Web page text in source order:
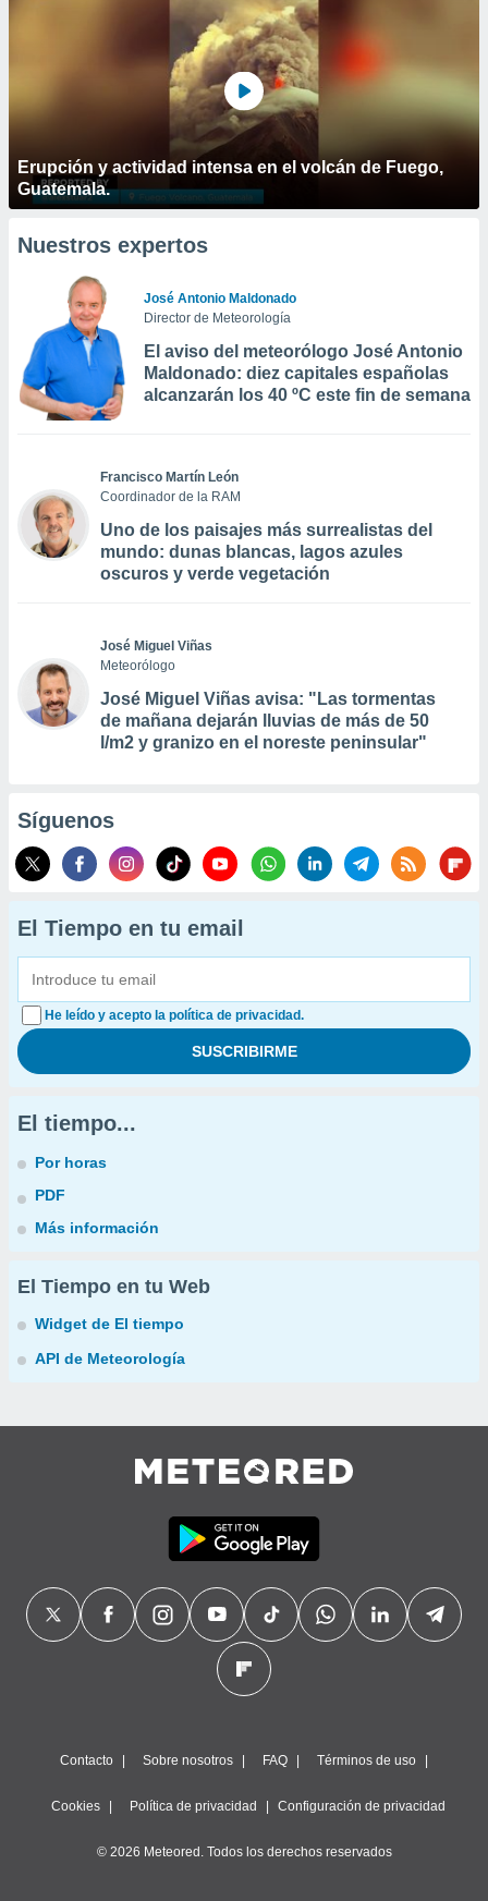
Erupción y actividad intensa en el volcán de Fuego,
Guatemala.
Nuestros expertos
José Antonio Maldonado
Director de Meteorología
El aviso del meteorólogo José Antonio
Maldonado: diez capitales españolas
alcanzarán los 40 ºC este fin de semana
Francisco Martín León
Coordinador de la RAM
Uno de los paisajes más surrealistas del
mundo: dunas blancas, lagos azules
oscuros y verde vegetación
José Miguel Viñas
Meteorólogo
José Miguel Viñas avisa: "Las tormentas
de mañana dejarán lluvias de más de 50
l/m2 y granizo en el noreste peninsular"
Síguenos
El Tiempo en tu email
He leído y acepto la política de privacidad.
El tiempo...
Por horas
PDF
Más información
El Tiempo en tu Web
Widget de El tiempo
API de Meteorología
Contacto Sobre nosotros FAQ Términos de uso
Cookies Política de privacidad Configuración de privacidad
© 2026 Meteored. Todos los derechos reservados